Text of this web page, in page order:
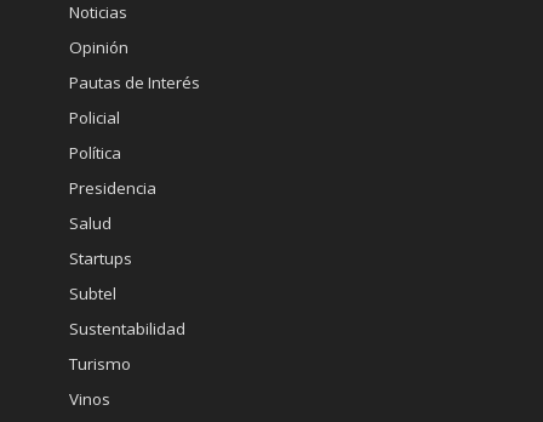
Noticias
Opinión
Pautas de Interés
Policial
Política
Presidencia
Salud
Startups
Subtel
Sustentabilidad
Turismo
Vinos